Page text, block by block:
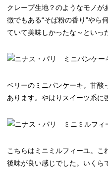
クレープ生地？のようなモノが
徴でもある“そば粉の香り”やら
ていて美味しかったな～といっ
ベリーのミニパンケーキ。甘酸
あります。やはりスイーツ系に
こちらはミニミルフィーユ。こ
後味が良い感じでした。いくら